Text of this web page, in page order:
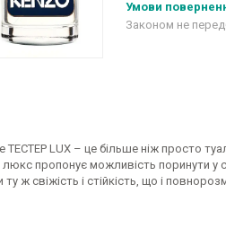
Законом не
ТЕСТЕР LUX – це більше ніж просто
пропонує можливість поринути у
ж свіжість і стійкість, що і